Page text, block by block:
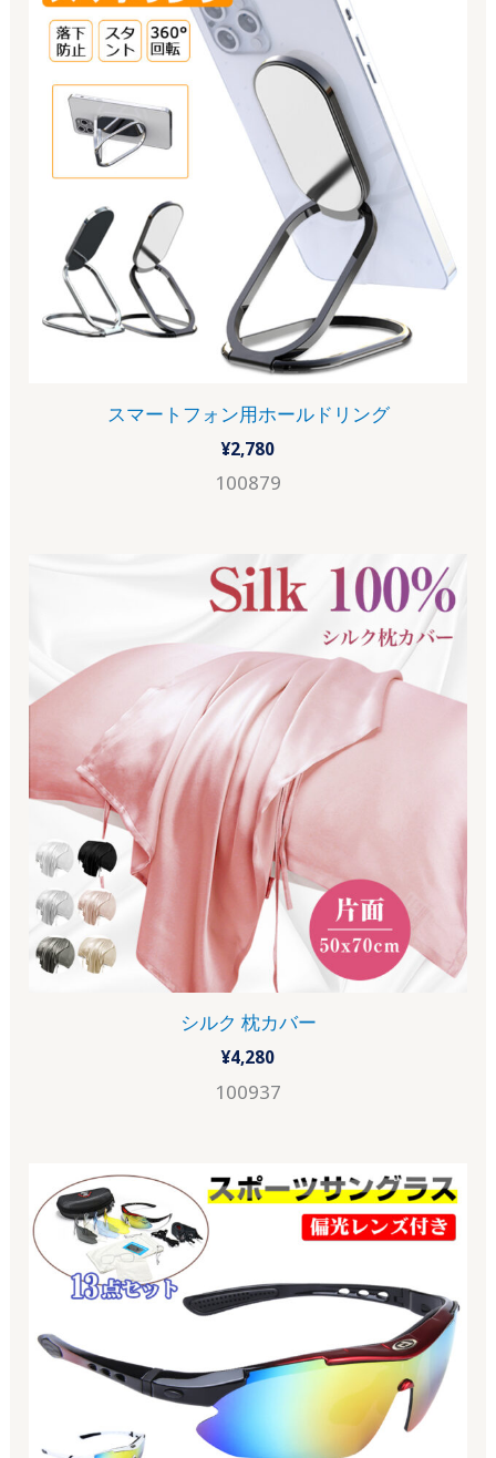
スマートフォン用ホールドリング
¥2,780
100879
シルク 枕カバー
¥4,280
100937